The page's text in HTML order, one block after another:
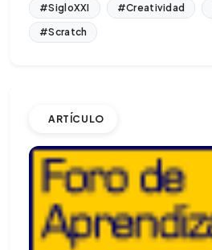
#SigloXXI #Creatividad
#Scratch
ARTÍCULO